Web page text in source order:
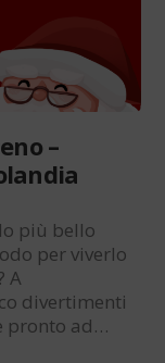
–
più bello
per viverlo
A
divertimenti
pronto ad…